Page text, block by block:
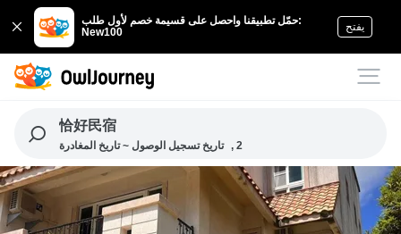
حمّل تطبيقنا واحصل على قسيمة خصم لأول طلب:
New100
يفتح
恰好民宿
تاريخ تسجيل الوصول ~ تاريخ المغادرة , 2